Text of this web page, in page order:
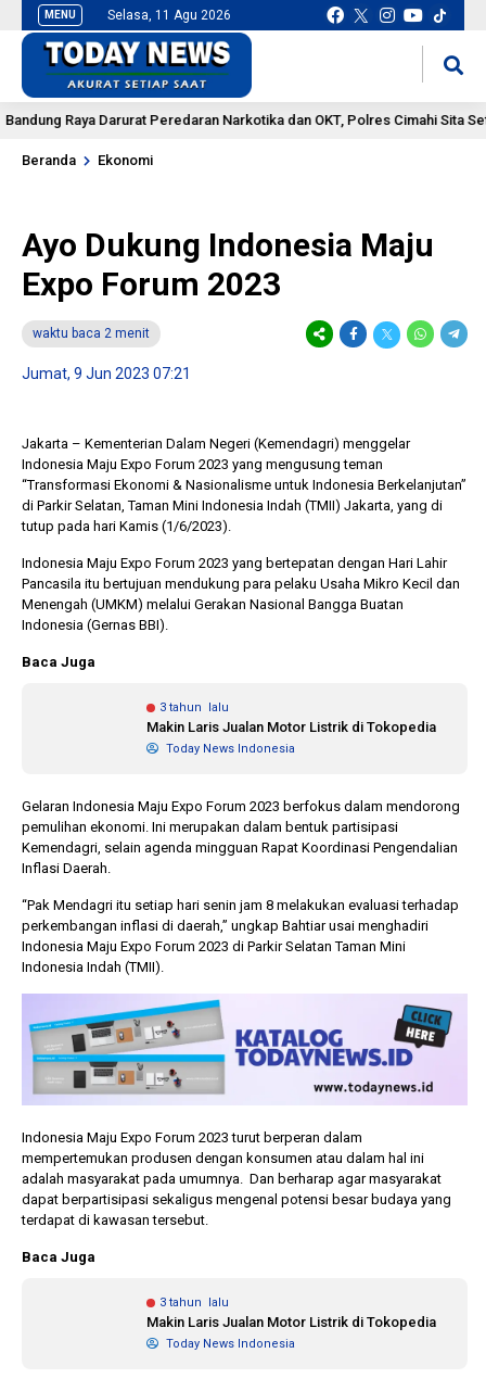
MENU Selasa, 11 Agu 2026
Raya Darurat Peredaran Narkotika dan OKT, Polres Cimahi Sita
Beranda Ekonomi
Ayo Dukung Indonesia Maju
Expo Forum 2023
waktu baca 2 menit
Jumat, 9 Jun 2023 07:21
Jakarta – Kementerian Dalam Negeri (Kemendagri) menggelar
Indonesia Maju Expo Forum 2023 yang mengusung teman
“Transformasi Ekonomi & Nasionalisme untuk Indonesia Berkelanjutan”
di Parkir Selatan, Taman Mini Indonesia Indah (TMII) Jakarta, yang di
tutup pada hari Kamis (1/6/2023).
Indonesia Maju Expo Forum 2023 yang bertepatan dengan Hari Lahir
Pancasila itu bertujuan mendukung para pelaku Usaha Mikro Kecil dan
Menengah (UMKM) melalui Gerakan Nasional Bangga Buatan
Indonesia (Gernas BBI).
Baca Juga
3 tahun lalu
Makin Laris Jualan Motor Listrik di Tokopedia
Today News Indonesia
Gelaran Indonesia Maju Expo Forum 2023 berfokus dalam mendorong
pemulihan ekonomi. Ini merupakan dalam bentuk partisipasi
Kemendagri, selain agenda mingguan Rapat Koordinasi Pengendalian
Inflasi Daerah.
“Pak Mendagri itu setiap hari senin jam 8 melakukan evaluasi terhadap
perkembangan inflasi di daerah,” ungkap Bahtiar usai menghadiri
Indonesia Maju Expo Forum 2023 di Parkir Selatan Taman Mini
Indonesia Indah (TMII).
Indonesia Maju Expo Forum 2023 turut berperan dalam
mempertemukan produsen dengan konsumen atau dalam hal ini
adalah masyarakat pada umumnya. Dan berharap agar masyarakat
dapat berpartisipasi sekaligus mengenal potensi besar budaya yang
terdapat di kawasan tersebut.
Baca Juga
3 tahun lalu
Makin Laris Jualan Motor Listrik di Tokopedia
Today News Indonesia
Banyak Gugatan di
Pilkada 2024, Legislator
Ragukan SDM Bawaslu
KPU
Keputusan